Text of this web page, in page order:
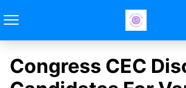
Congress CEC